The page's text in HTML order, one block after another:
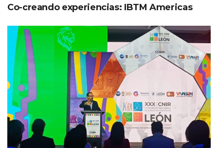
Co-creando experiencias: IBTM Americas